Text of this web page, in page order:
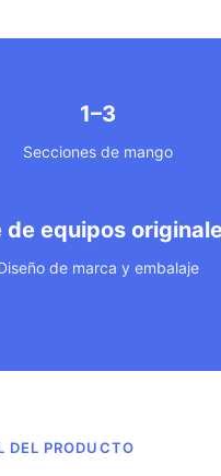
1–3
Secciones de mango
equipos
de marca y embalaje
DEL PRODUCTO